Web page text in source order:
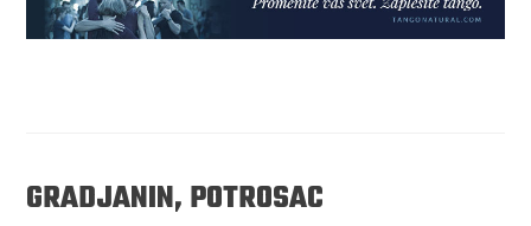
GRADJANIN, POTROSAC